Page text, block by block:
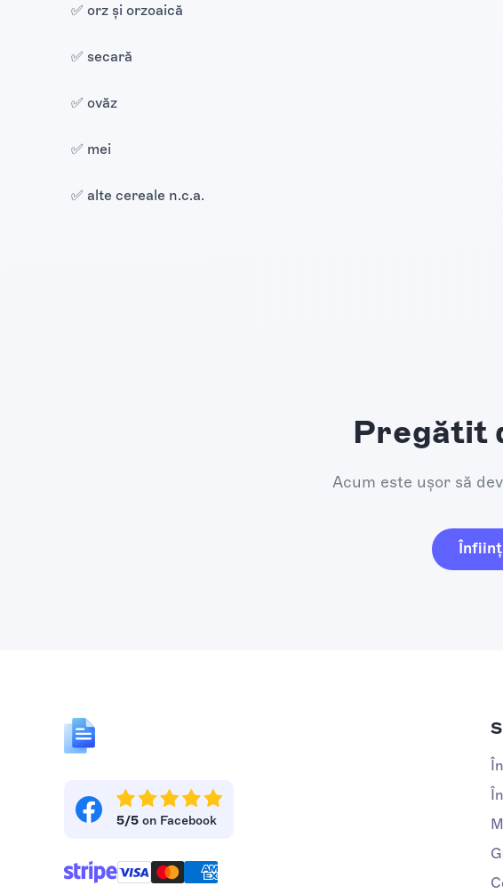
✅ orz şi orzoaică
✅ secară
✅ ovăz
✅ mei
✅ alte cereale n.c.a.
Pregătit
Acum este ușor să
5/5 on Facebook